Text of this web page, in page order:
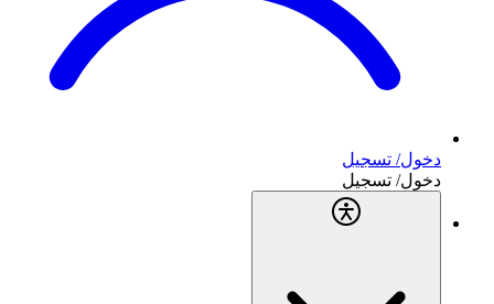
دخول/ تسجيل
دخول/ تسجيل